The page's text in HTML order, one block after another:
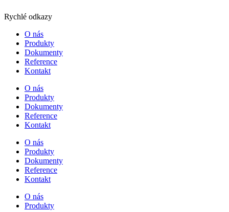
Rychlé odkazy
O nás
Produkty
Dokumenty
Reference
Kontakt
O nás
Produkty
Dokumenty
Reference
Kontakt
O nás
Produkty
Dokumenty
Reference
Kontakt
O nás
Produkty